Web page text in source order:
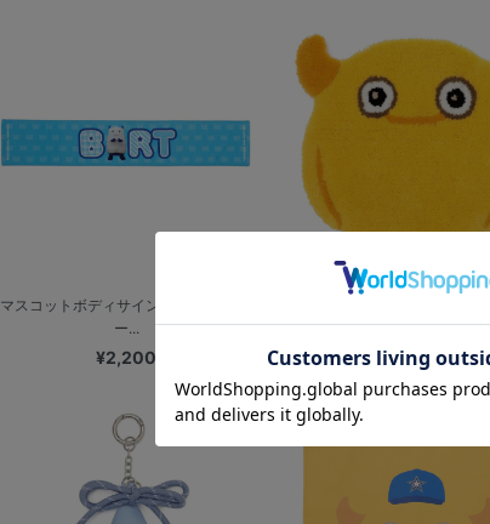
マスコットボディサイン/タオルマフラ
ー...
¥2,200